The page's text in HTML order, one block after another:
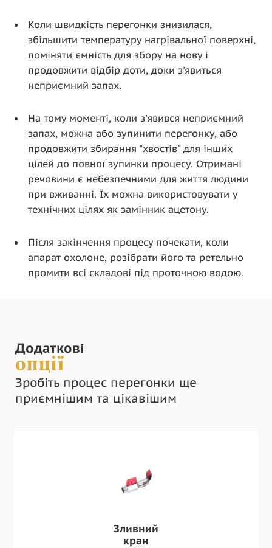
Коли швидкість перегонки знизилася,
збільшити температуру нагрівальної поверхні,
поміняти ємність для збору на нову і
продовжити відбір доти, доки з'явиться
неприємний запах.
На тому моменті, коли з'явився неприємний
запах, можна або зупинити перегонку, або
продовжити збирання "хвостів" для інших
цілей до повної зупинки процесу. Отримані
речовини є небезпечними для життя людини
при вживанні. Їх можна використовувати у
технічних цілях як замінник ацетону.
Після закінчення процесу почекати, коли
апарат охолоне, розібрати його та ретельно
промити всі складові під проточною водою.
Додаткові
опції
Зробіть процес перегонки ще
приємнішим та цікавішим
Зливний
кран